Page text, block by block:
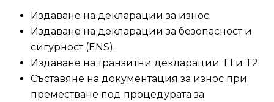
Издаване на декларации за износ.
Издаване на декларации за безопасност и
сигурност (ENS).
Издаване на транзитни декларации T1 и T2.
Съставяне на документация за износ при
преместване под процедурата за